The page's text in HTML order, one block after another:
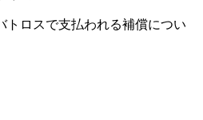
トロスで支払われる補償につい